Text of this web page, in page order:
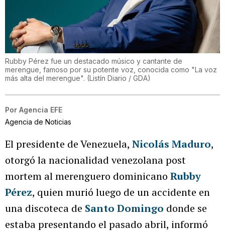
Rubby Pérez fue un destacado músico y cantante de
merengue, famoso por su potente voz, conocida como "La voz
más alta del merengue". (Listín Diario / GDA)
Por Agencia EFE
Agencia de Noticias
El presidente de Venezuela, Nicolás Maduro,
otorgó la nacionalidad venezolana post
mortem al merenguero dominicano Rubby
Pérez, quien murió luego de un accidente en
una discoteca de Santo Domingo donde se
estaba presentando el pasado abril, informó